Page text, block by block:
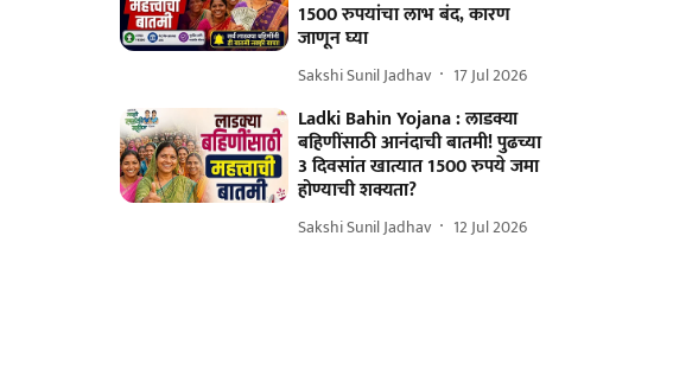
1500 रुपयांचा लाभ बंद, कारण
जाणून घ्या
Sakshi Sunil Jadhav 17 Jul 2026
Ladki Bahin Yojana : लाडक्या
बहिणींसाठी आनंदाची बातमी! पुढच्या
3 दिवसांत खात्यात 1500 रुपये जमा
होण्याची शक्यता?
Sakshi Sunil Jadhav 12 Jul 2026